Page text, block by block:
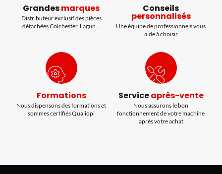
Grandesmarques
Distributeur exclusif des pièces
détachées Colchester, Lagun...
Conseils
personnalisés
Une équipe de professionnels vous
aide à choisir
Formations
Nous dispensons des formations et
sommes certifiés Qualiopi
Serviceaprès-vente
Nous assurons le bon
fonctionnement de votre machine
après votre achat